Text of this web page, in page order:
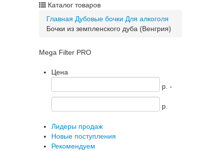
Каталог товаров
Главная Дубовые бочки Для алкоголя
Бочки из земпленского дуба (Венгрия)
Mega Filter PRO
Цена
p. -
p.
Лидеры продаж
Новые поступления
Рекомендуем